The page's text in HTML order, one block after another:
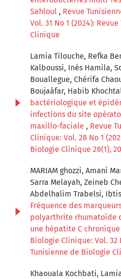
Sahloul , Revue
Vol. 31 No 1 (2024):
Clinique
Lamia Tilouche, Refka
Kalboussi, Inès Hamila,
Bouallegue, Chérifa
Boujaâfar, Habib
bactériologique et
infections du site
maxillo-faciale , Revue
Clinique: Vol. 28 No 1
Biologie Clinique 28(1),
MARIAM ghozzi, Amani
Sarra Melayah, Zeineb
Abdelhalim Trabelsi,
Fréquence des
polyarthrite rhumatoïde
une hépatite C chronique
Biologie Clinique: Vol. 32
Tunisienne de Biologie
Khaouala Kochbati,